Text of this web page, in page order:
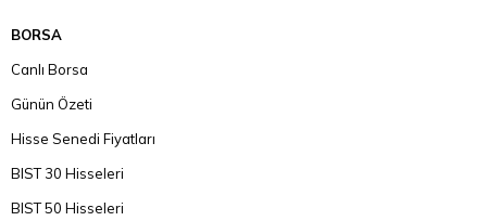
BORSA
Canlı Borsa
Günün Özeti
Hisse Senedi Fiyatları
BIST 30 Hisseleri
BIST 50 Hisseleri